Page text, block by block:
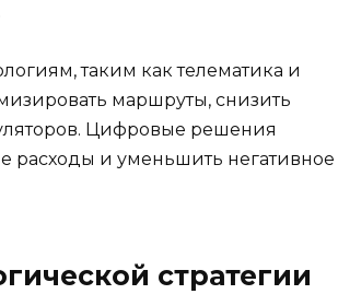
таким как телематика и
маршруты, снизить
Цифровые решения
расходы и уменьшить негативное
стратегии